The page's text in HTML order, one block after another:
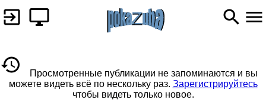
Просмотренные публикации не запоминаются и вы
можете видеть всё по нескольку раз. Зарегистрируйтесь
чтобы видеть только новое.